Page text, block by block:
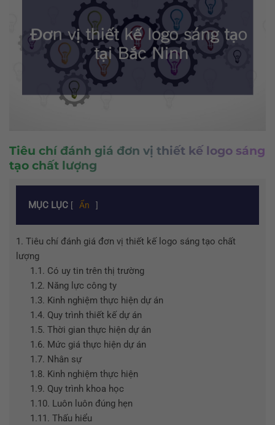
Tiêu chí đánh giá đơn vị thiết kế logo sáng
tạo chất lượng
MỤC LỤC [ Ẩn ]
1. Tiêu chí đánh giá đơn vị thiết kế logo sáng tạo chất
lượng
1.1. Có uy tin trên thị trường
1.2. Năng lực công ty
1.3. Kinh nghiệm thực hiện dự án
1.4. Quy trình thiết kế dự án
1.5. Thời gian thực hiện dự án
1.6. Mức giá thực hiện dự án
1.7. Nhân sự
1.8. Kinh nghiệm thực hiện
1.9. Quy trình khoa học
1.10. Luôn luôn đúng hẹn
1.11. Thấu hiểu